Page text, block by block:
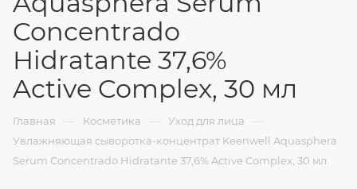
Concentrado
Hidratante 37,6%
Active Complex, 30 мл
Главная — Косметика — Уход для лица —
Увлажняющая сыворотка-концентрат Keenwell Aquasphera
Serum Concentrado Hidratante 37,6% Active Complex, 30 мл